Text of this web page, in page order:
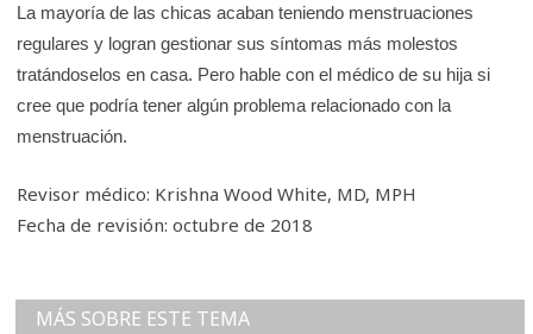
La mayoría de las chicas acaban teniendo menstruaciones
regulares y logran gestionar sus síntomas más molestos
tratándoselos en casa. Pero hable con el médico de su hija si
cree que podría tener algún problema relacionado con la
menstruación.
Revisor médico: Krishna Wood White, MD, MPH
Fecha de revisión: octubre de 2018
MÁS SOBRE ESTE TEMA